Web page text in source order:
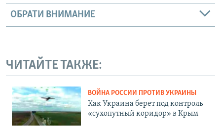
ОБРАТИ ВНИМАНИЕ
ЧИТАЙТЕ ТАКЖЕ:
ВОЙНА РОССИИ ПРОТИВ УКРАИНЫ
Как Украина берет под контроль
«сухопутный коридор» в Крым